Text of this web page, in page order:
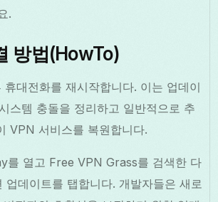
.
방법(HowTo)
대전화를 재시작합니다. 이는 업데이
스템 충돌을 정리하고 일반적으로 추
VPN 서비스를 복원합니다.
를 열고 Free VPN Grass를 검색한 다
업데이트를 탭합니다. 개발자들은 새로